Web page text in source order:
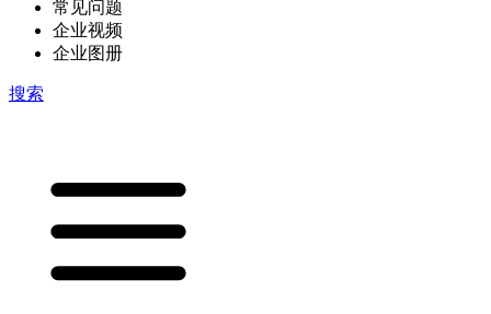
常见问题
企业视频
企业图册
搜索